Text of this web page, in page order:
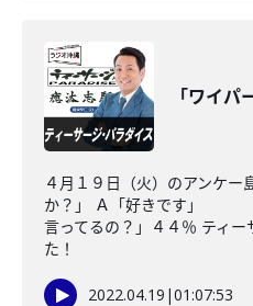
「ワイパ
４月１９日（火）のアンケー
か？」 Ａ「好きです
言ってるの？」４４％ ティ
た！
2022.04.19 |01:07:53